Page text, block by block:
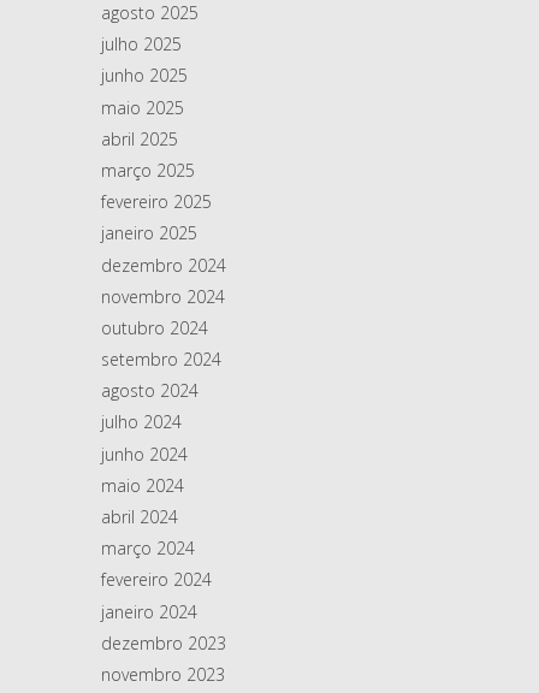
agosto 2025
julho 2025
junho 2025
maio 2025
abril 2025
março 2025
fevereiro 2025
janeiro 2025
dezembro 2024
novembro 2024
outubro 2024
setembro 2024
agosto 2024
julho 2024
junho 2024
maio 2024
abril 2024
março 2024
fevereiro 2024
janeiro 2024
dezembro 2023
novembro 2023